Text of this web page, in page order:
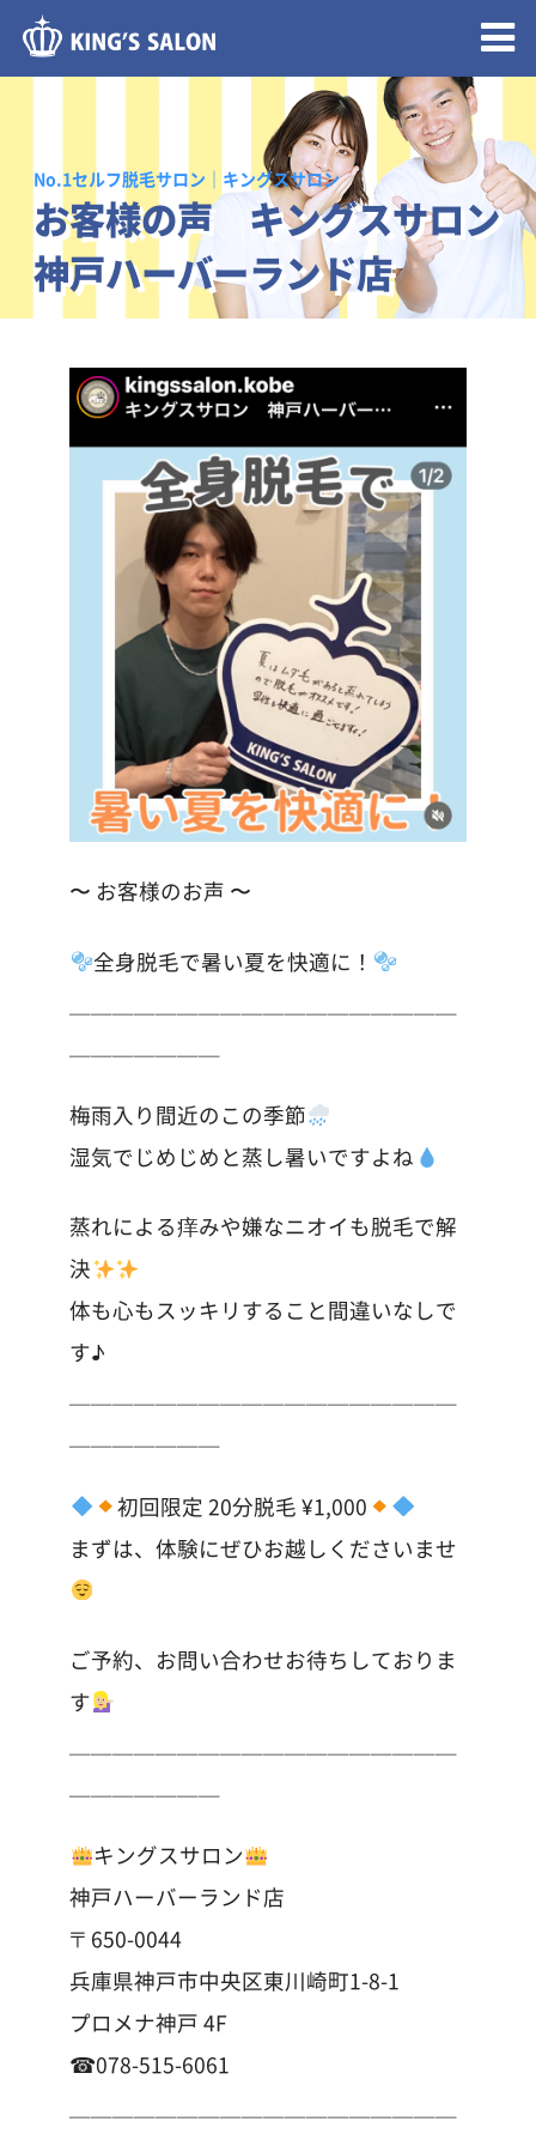
No.1セルフ脱毛サロン｜キングスサロン
お客様の声 キングスサロン
神戸ハーバーランド店
〜 お客様のお声 〜
全身脱毛で暑い夏を快適に！
梅雨入り間近のこの季節
湿気でじめじめと蒸し暑いですよね
蒸れによる痒みや嫌なニオイも脱毛で解
決
体も心もスッキリすること間違いなしで
す♪
初回限定 20分脱毛 ¥1,000
まずは、体験にぜひお越しくださいませ
ご予約、お問い合わせお待ちしておりま
す
キングスサロン
神戸ハーバーランド店
〒650-0044
兵庫県神戸市中央区東川崎町1-8-1
プロメナ神戸 4F
☎︎078-515-6061